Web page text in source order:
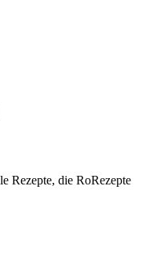
Rezepte, die RoRezepte